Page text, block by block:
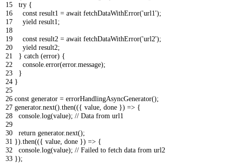
15
16
17
18
19
20
21
22
23
24
25
26
27
28
29
30
31
32
33
try {
const result1 = await fetchDataWithError('url1');
yield result1 ;
const result2 = await fetchDataWithError('url2');
yield result2;
} catch (error) {
console error(error. message);
}
}
const generator = errorHandlingAsyncGenerator();
generator. next() then(({ value done }) => {
console log(value); // Data from url1
return generator. next();
}) then(({ value done }) => {
console log(value); // Failed to fetch data from url2
});